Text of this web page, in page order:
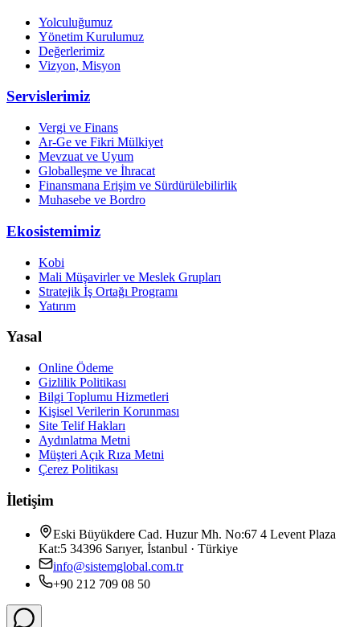
Yolculuğumuz
Yönetim Kurulumuz
Değerlerimiz
Vizyon, Misyon
Servislerimiz
Vergi ve Finans
Ar-Ge ve Fikri Mülkiyet
Mevzuat ve Uyum
Globalleşme ve İhracat
Finansmana Erişim ve Sürdürülebilirlik
Muhasebe ve Bordro
Ekosistemimiz
Kobi
Mali Müşavirler ve Meslek Grupları
Stratejik İş Ortağı Programı
Yatırım
Yasal
Online Ödeme
Gizlilik Politikası
Bilgi Toplumu Hizmetleri
Kişisel Verilerin Korunması
Site Telif Hakları
Aydınlatma Metni
Müşteri Açık Rıza Metni
Çerez Politikası
İletişim
Eski Büyükdere Cad. Huzur Mh. No:67 4 Levent Plaza
Kat:5 34396 Sarıyer, İstanbul · Türkiye
info@sistemglobal.com.tr
+90 212 709 08 50